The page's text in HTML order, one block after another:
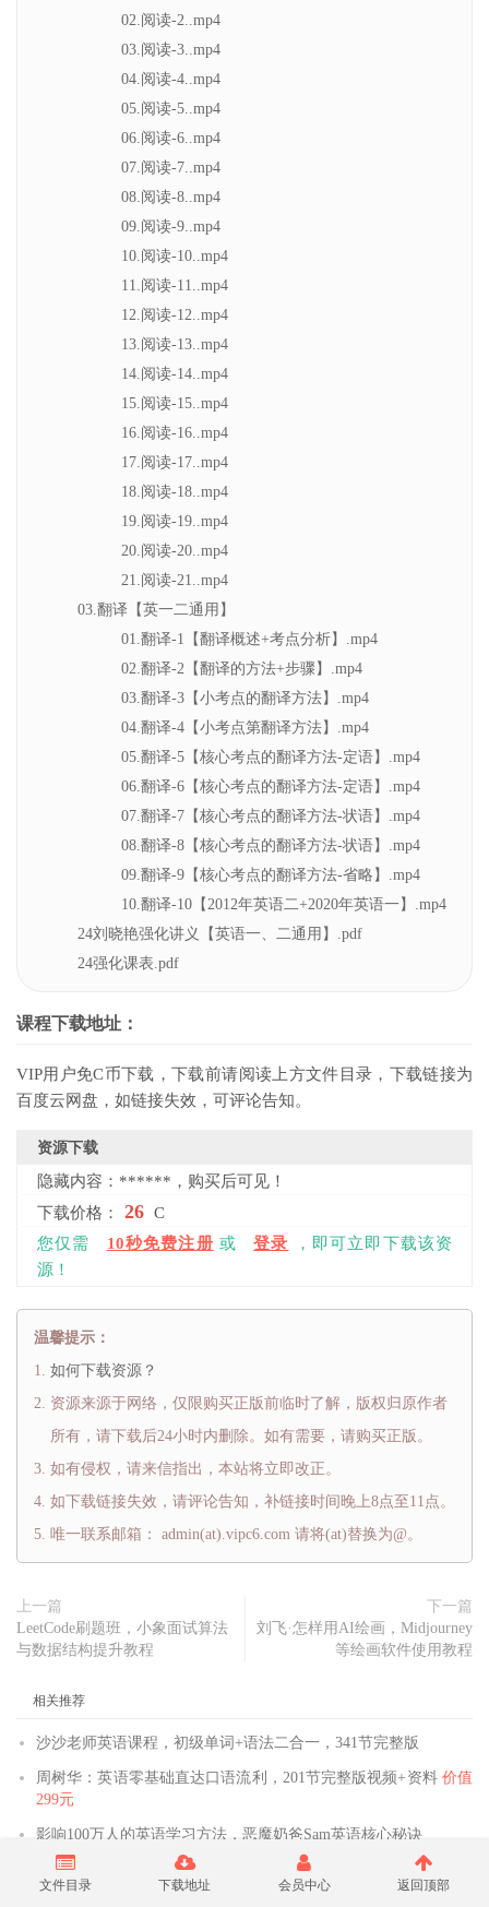
02.阅读-2..mp4
03.阅读-3..mp4
04.阅读-4..mp4
05.阅读-5..mp4
06.阅读-6..mp4
07.阅读-7..mp4
08.阅读-8..mp4
09.阅读-9..mp4
10.阅读-10..mp4
11.阅读-11..mp4
12.阅读-12..mp4
13.阅读-13..mp4
14.阅读-14..mp4
15.阅读-15..mp4
16.阅读-16..mp4
17.阅读-17..mp4
18.阅读-18..mp4
19.阅读-19..mp4
20.阅读-20..mp4
21.阅读-21..mp4
03.翻译【英一二通用】
01.翻译-1【翻译概述+考点分析】.mp4
02.翻译-2【翻译的方法+步骤】.mp4
03.翻译-3【小考点的翻译方法】.mp4
04.翻译-4【小考点第翻译方法】.mp4
05.翻译-5【核心考点的翻译方法-定语】.mp4
06.翻译-6【核心考点的翻译方法-定语】.mp4
07.翻译-7【核心考点的翻译方法-状语】.mp4
08.翻译-8【核心考点的翻译方法-状语】.mp4
09.翻译-9【核心考点的翻译方法-省略】.mp4
10.翻译-10【2012年英语二+2020年英语一】.mp4
24刘晓艳强化讲义【英语一、二通用】.pdf
24强化课表.pdf
课程下载地址：
VIP用户免C币下载，下载前请阅读上方文件目录，下载链接为
百度云网盘，如链接失效，可评论告知。
资源下载
隐藏内容：******，购买后可见！
下载价格：
26 C
您仅需
10秒免费注册 或 登录 ，即可立即下载该资
源！
温馨提示：
如何下载资源？
资源来源于网络，仅限购买正版前临时了解，版权归原作者
所有，请下载后24小时内删除。如有需要，请购买正版。
如有侵权，请来信指出，本站将立即改正。
如下载链接失效，请评论告知，补链接时间晚上8点至11点。
唯一联系邮箱： admin(at).vipc6.com 请将(at)替换为@。
上一篇
LeetCode刷题班，小象面试算法
与数据结构提升教程
下一篇
刘飞·怎样用AI绘画，Midjourney
等绘画软件使用教程
相关推荐
沙沙老师英语课程，初级单词+语法二合一，341节完整版
周树华：英语零基础直达口语流利，201节完整版视频+资料 价值
299元
影响100万人的英语学习方法，恶魔奶爸Sam英语核心秘诀
帮课Linda老师外贸英语口语，视频教程百度云下载
价值1999元
(内容更新)
文件目录 下载地址 会员中心 返回顶部